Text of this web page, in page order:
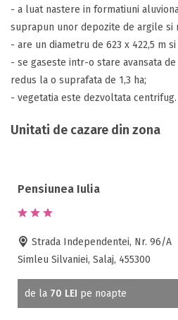
- a luat nastere in formatiuni
suprapun unor depozite de argile si
- are un diametru de 623 x 422,5 m
- se gaseste intr-o stare avansata
redus la o suprafata de 1,3 ha;
- vegetatia este dezvoltata centrifug.
Unitati de cazare din zona
Pensiunea Iulia
Strada Independentei, Nr. 96/A
Simleu Silvaniei, Salaj, 455300
de la 70 LEI pe noapte